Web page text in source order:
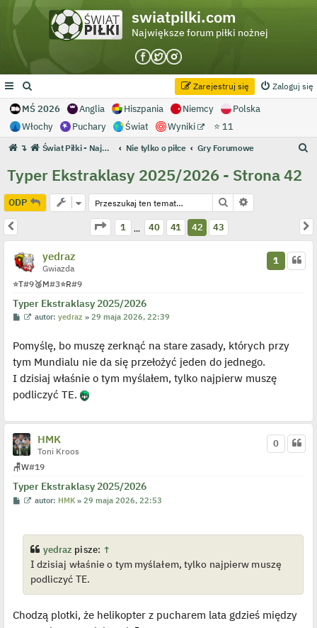
swiatpilki.com
Największe forum piłki nożnej
Zaloguj się
Zarejestruj się
MŚ 2026 Anglia Hiszpania Niemcy
Polska
Włochy
Puchary Świat Wyniki ⭐ 11
↴ Świat Piłki - Największe forum piłki nożnej Nie tylko o piłce Gry Forumowe
j
Typer Ekstraklasy 2025/2026 - Strona 42
ODP Szukaj
Strona
z43
1 … 40 41 42 43
yedraz
Gwiazda
⭐T#9🥉M#3⭐R#9
Typer Ekstraklasy 2025/2026
1
P
t
W
w
e
l
p
o
d
z
y
o
s
autor:yedraz »29 maja 2026, 22:39
Pomyślę, bo muszę zerknąć na stare zasady, których przy
tym Mundialu nie da się przełożyć jeden do jednego.
I dzisiaj właśnie o tym myślałem, tylko najpierw muszę
podliczyć TE.
HMK
Toni Kroos
🪑W#19
Typer Ekstraklasy 2025/2026
0
P
W
i
e
t
l
o
d
y
autor: HMK »29 maja 2026, 22:53
yedraz pisze: ↑
I dzisiaj właśnie o tym myślałem, tylko najpierw muszę
podliczyć TE.
Chodzą plotki, że helikopter z pucharem lata gdzieś między